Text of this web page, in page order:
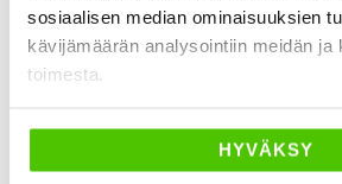
sosiaalisen median ominaisuuksien
kävijämäärän analysointiin meidän ja
toimesta.
HYVÄKSY
tammikuu 2024 (3)
helmikuu 2024 (1)
huhtikuu 2024 (2)
toukokuu 2024 (1)